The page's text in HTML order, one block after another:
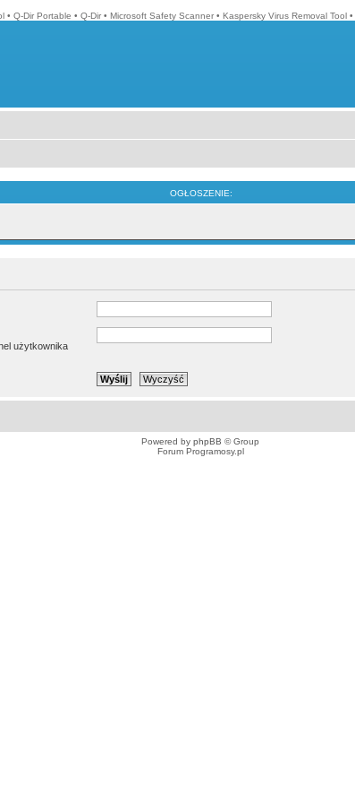
• Q-Dir Portable • Q-Dir • Microsoft Safety Scanner • Kaspersky Virus Removal Tool •
OGŁOSZENIE:
użytkownika
Powered by phpBB © Group
Forum Programosy.pl